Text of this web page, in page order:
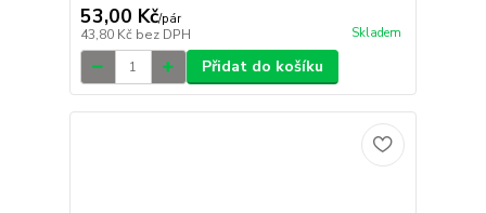
53,00 Kč/pár
43,80 Kč bez DPH Skladem
Přidat do košíku